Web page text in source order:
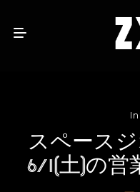
スペース
6/1(土)の営